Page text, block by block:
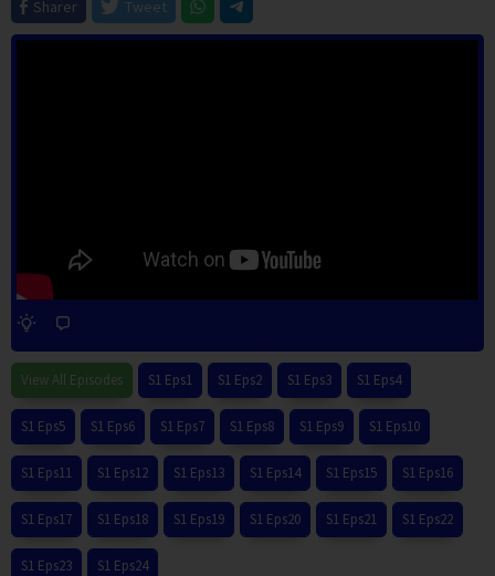
Sharer
Tweet
View All Episodes S1 Eps1 S1 Eps2 S1 Eps3 S1 Eps4
S1 Eps5 S1 Eps6 S1 Eps7 S1 Eps8 S1 Eps9 S1 Eps10
S1 Eps11 S1 Eps12 S1 Eps13 S1 Eps14 S1 Eps15 S1 Eps16
S1 Eps17 S1 Eps18 S1 Eps19 S1 Eps20 S1 Eps21 S1 Eps22
S1 Eps23 S1 Eps24